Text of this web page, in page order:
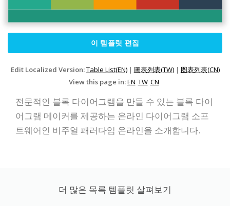
이 템플릿 편집
Edit Localized Version:Table List(EN)| 圖表列表(TW)| 图表列表(CN)
View this page in:EN TW CN
전문적인 블록 다이어그램을 만들 수 있는 블록 다이
어그램 메이커를 제공하는 온라인 다이어그램 소프
트웨어인 비주얼 패러다임 온라인을 소개합니다.
더 많은 목록 템플릿 살펴보기